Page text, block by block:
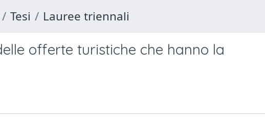
Tesi Lauree triennali
offerte turistiche che hanno la